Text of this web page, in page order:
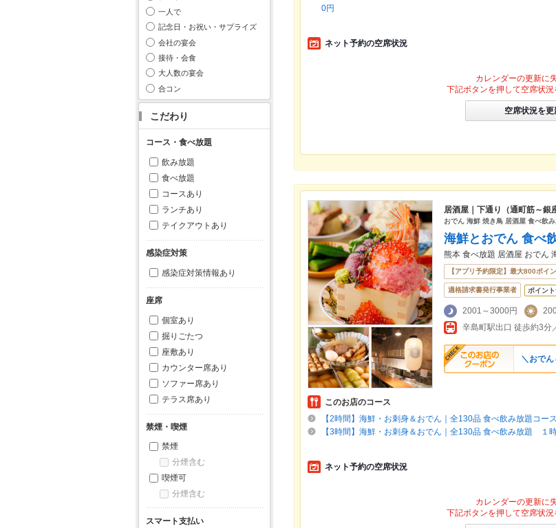
一人で
記念日・お祝い・サプライズ
会社の宴会
接待・会食
大人数の宴会
合コン
こだわり
コース・食べ放題
飲み放題
食べ放題
コースあり
ランチあり
テイクアウトあり
感染症対策
感染症対策情報あり
座席
個室あり
掘りごたつ
座敷あり
カウンター席あり
ソファー席あり
テラス席あり
禁煙・喫煙
禁煙
分煙含む
喫煙可
分煙含む
スマート支払い
0円
ネット予約の空席状況
カレンダーの更新に
下記ボタンを押して空席状況
空席状況を更
居酒屋｜下通り（通町筋～銀
おでん 海鮮 焼き鳥 居酒屋 食べ飲
海鮮とおでん 食べ
熊本 食べ放題 居酒屋 おでん
【アプリ予約限定】最大800ポイ
適格請求書発行事業者 ポイン
2001～3000円
＼おで
このお店のコース
【2時間】海鮮・お刺身＆おでん｜全130品 食べ飲み放題コース
【3時間】海鮮・お刺身＆おでん｜全130品 食べ飲み放題 １
ネット予約の空席状況
カレンダーの更新に
下記ボタンを押して空席状況